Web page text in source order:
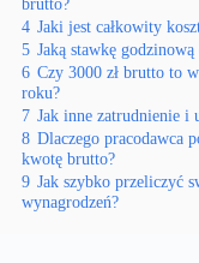
brutto?
4 Jaki jest całkowity
5 Jaką stawkę
6 Czy 3000 zł brutto to
roku?
7 Jak inne zatrudnienie i
8 Dlaczego pracodawca
kwotę brutto?
9 Jak szybko przeliczyć
wynagrodzeń?